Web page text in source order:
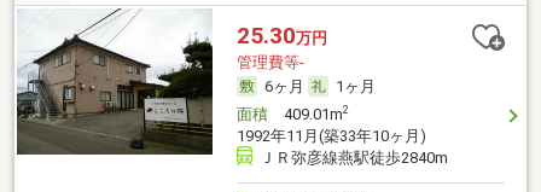
25.30万円
管理費等-
6ヶ月
1ヶ月
面積409.01m2
1992年11月(築33年10ヶ月)
ＪＲ弥彦線燕駅徒歩2840m